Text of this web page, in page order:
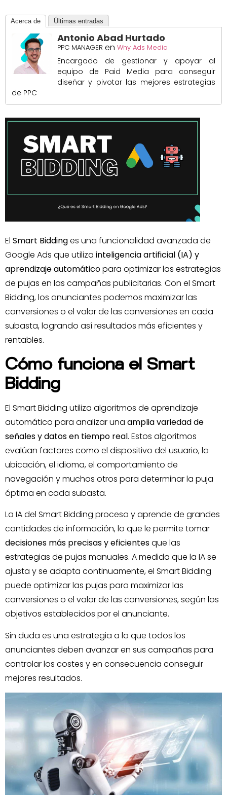
Acerca de Últimas entradas
Antonio Abad Hurtado
PPC MANAGER en Why Ads Media
Encargado de gestionar y apoyar al
equipo de Paid Media para conseguir
diseñar y pivotar las mejores estrategias
de PPC
El Smart Biddinges una funcionalidad avanzada de
Google Ads que utiliza inteligencia artificial (IA) y
aprendizaje automáticopara optimizar las estrategias
de pujas en las campañas publicitarias. Con el Smart
Bidding, los anunciantes podemos maximizar las
conversiones o el valor de las conversiones en cada
subasta, logrando así resultados más eficientes y
rentables.
Cómo funciona el Smart
Bidding
El Smart Bidding utiliza algoritmos de aprendizaje
automático para analizar una amplia variedad de
señales y datos en tiempo real. Estos algoritmos
evalúan factores como el dispositivo del usuario, la
ubicación, el idioma, el comportamiento de
navegación y muchos otros para determinar la puja
óptima en cada subasta.
La IA del Smart Bidding procesa y aprende de grandes
cantidades de información, lo que le permite tomar
decisiones más precisas y eficientesque las
estrategias de pujas manuales. A medida que la IA se
ajusta y se adapta continuamente, el Smart Bidding
puede optimizar las pujas para maximizar las
conversiones o el valor de las conversiones, según los
objetivos establecidos por el anunciante.
Sin duda es una estrategia a la que todos los
anunciantes deben avanzar en sus campañas para
controlar los costes y en consecuencia conseguir
mejores resultados.